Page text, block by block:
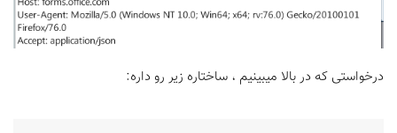
درخواستی که در بالا میبینیم ، ساختاره زیر رو داره: